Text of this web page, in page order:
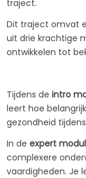
traject.
Dit traject omvat
uit drie krachtige
ontwikkelen tot
Tijdens deintro
leert hoe
gezondheid
In deexpert
complexere
vaardigheden. Je